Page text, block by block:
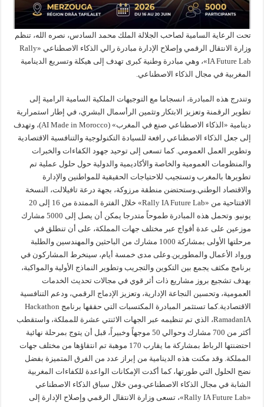
تحت الرعاية السامية لصاحب الجلالة الملك محمد السادس، نصره الله، تنظم
وزارة الانتقال الرقمي وإصلاح الإدارة مبادرة رالي الذكاء الاصطناعي «Rally
IA Future Lab»، وهي مبادرة وطنية كبرى تهدف إلى هيكلة وتسريع الدينامية
المغربية في مجال الذكاء الاصطناعي.
وتندرج هذه المبادرة، انسجاما مع التوجيهات الملكية السامية الرامية إلى
تطوير الرقمنة وتعزيز الابتكار وتثمين الرأسمال البشري، في إطار استمرارية
دينامية «الذكاء الاصطناعي صنع في المغرب» (AI Made in Morocco)، وتهدف
إلى جعل الذكاء الاصطناعي رافعة للسيادة التكنولوجية والتنافسية الاقتصادية
وتطوير العمل العمومي. كما تسعى إلى توحيد جهود الكفاءات والخبرات
والمنظومات العمومية والخاصة والأكاديمية والدولية حول حلول عملية تم
تطويرها بالمغرب وتستجيب للاحتياجات الحقيقية للمواطنين والإدارة
والاقتصاد الوطني.وستحتضن منطقة مرزوكة، بجهة درعة تافيلالت، النسخة
الافتتاحية من «Rally IA Future Lab» خلال الفترة الممتدة من 16 إلى 20
يونيو. وتحمل هذه المبادرة طموحاً متدرجا يمكن أن يصل إلى 5000 مشارك
موزعين على عدة أفواج عبر مختلف جهات المملكة، على أن تنطلق في
مرحلتها الأولى بمشاركة 1000 مشارك من الباحثين والمهندسين والطلبة
ورواد الأعمال والمطورين.وعلى مدى خمسة أيام، سينخرط المشاركون في
برنامج مكثف يجمع بين التكوين والتجريب وتطوير النماذج الأولية والمواكبة،
بهدف تشجيع بروز مشاريع ذات أثر قوي في مجالات تحديث الخدمات
العمومية، وتحسين النجاعة الإدارية، وتعزيز الإدماج الرقمي، ودعم التنافسية
الاقتصادية.كما تستثمر المبادرة المكتسبات التي حققها برنامج Hackathon
RamadanIA، الذي تم تنظيمه عبر الجهات الاثنتي عشرة للمملكة، واستقطب
أكثر من 700 مشارك وحوالي 50 موجهاً وخبيراً، قبل أن يتوج بمرحلة نهائية
احتضنتها الرباط بمشاركة ما يقارب 170 موهبة تم انتقاؤها من مختلف جهات
المملكة. وقد مكنت هذه الدينامية من إبراز عدد من الفرق المتميزة بفضل
نضج الحلول التي طورتها، كما أكدت الإمكانات الواعدة للكفاءات المغربية
الشابة في مجال الذكاء الاصطناعي.ومن خلال سباق الذكاء الاصطناعي
«Rally IA Future Lab»، تسعى وزارة الانتقال الرقمي وإصلاح الإدارة إلى